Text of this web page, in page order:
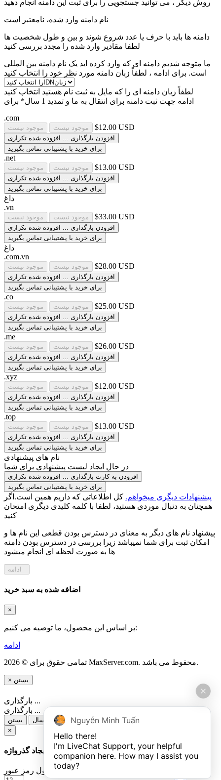
روش دیگر ، می توانید جستجویی را برای ثبت این دامنه انجام دهید
نام دامنه وارد شده، نامعتبر است
دامنه ها باید با حرف یا عدد شروع شوند و بین و طول شخصیت ها
لطفا مقادیر وارد شده را مجدد بررسی کنید
ما متوجه شدیم دامنه ای که وارد کرده اید یک نام دامنه بین المللی
است. برای ادامه ، لطفاً زبان دامنه مورد نظر خود را انتخاب کنید
لطفاً زبان دامنه ای را که مایل به ثبت نام هستید انتخاب کنید
ادامه جهت ثبت دامنه برای انتقال به ما و تمدید 1 سال* برای
.com
موجود نیست موجود نیست $12.00 USD
افزودن بارگذاری ... افزوده شده تکراری
برای خرید با پشتیبانی تماس بگیرید
.net
موجود نیست موجود نیست $13.00 USD
افزودن بارگذاری ... افزوده شده تکراری
برای خرید با پشتیبانی تماس بگیرید
داغ
.vn
موجود نیست موجود نیست $33.00 USD
افزودن بارگذاری ... افزوده شده تکراری
برای خرید با پشتیبانی تماس بگیرید
داغ
.com.vn
موجود نیست موجود نیست $28.00 USD
افزودن بارگذاری ... افزوده شده تکراری
برای خرید با پشتیبانی تماس بگیرید
.co
موجود نیست موجود نیست $25.00 USD
افزودن بارگذاری ... افزوده شده تکراری
برای خرید با پشتیبانی تماس بگیرید
.me
موجود نیست موجود نیست $26.00 USD
افزودن بارگذاری ... افزوده شده تکراری
برای خرید با پشتیبانی تماس بگیرید
.xyz
موجود نیست موجود نیست $12.00 USD
افزودن بارگذاری ... افزوده شده تکراری
برای خرید با پشتیبانی تماس بگیرید
.top
موجود نیست موجود نیست $13.00 USD
افزودن بارگذاری ... افزوده شده تکراری
برای خرید با پشتیبانی تماس بگیرید
نام های پیشنهادی
در حال ایجاد لیست پیشنهادی برای شما
افزودن به کارت بارگذاری ... افزوده شده تکراری
برای خرید با پشتیبانی تماس بگیرید
پیشنهادات دیگری میخواهم. کل اطلاعاتی که داریم همین است.اگر
همچنان به دنبال موردی هستید، لطفا با کلمه کلیدی دیگری امتحان
کنید
پیشنهاد نام های دیگر به معنای در دسترس بودن قطعی این نام ها و
امکان ثبت برای شما نمیباشد زیرا بررسی در دسترس بودن دامنه
ها به صورت لحظه ای انجام میشود
اضافه شده به سبد خرید
×
بر اساس این محصول، ما توصیه می کنیم:
ادامه
تمامی حقوق برای © 2026 MaxServer.com. محفوط می باشد.
× بستن
بارگذاری ...
بارگذاری ...
بستن
ارسال
×
ایجاد گذرواژه
طول رمز عبور
Nguyễn Minh Tuấn
Hello there!
I'm LiveChat Support, your helpful
companion here. How may I assist you
today?